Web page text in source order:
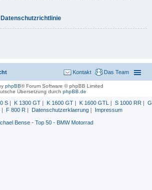
Datenschutzrichtlinie
Das Team
Kontakt
phpBB® Forum Software © phpBB Limited
Übersetzung durch phpBB.de
S | K 1300 GT | K 1600 GT | K 1600 GTL | S 1000 RR | G
| F 800 R | Datenschutzerklaerung | Impressum